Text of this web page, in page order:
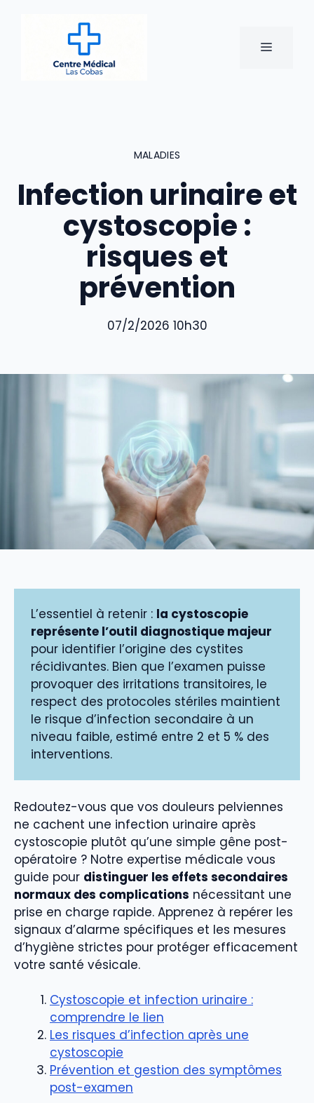
MENU
MALADIES
Infection urinaire et
cystoscopie :
risques et
prévention
07/2/2026 10h30
L’essentiel à retenir : la cystoscopie
représente l’outil diagnostique majeur
pour identifier l’origine des cystites
récidivantes. Bien que l’examen puisse
provoquer des irritations transitoires, le
respect des protocoles stériles maintient
le risque d’infection secondaire à un
niveau faible, estimé entre 2 et 5 % des
interventions.
Redoutez-vous que vos douleurs pelviennes
ne cachent une infection urinaire après
cystoscopie plutôt qu’une simple gêne post-
opératoire ? Notre expertise médicale vous
guide pour distinguer les effets secondaires
normaux des complications nécessitant une
prise en charge rapide. Apprenez à repérer les
signaux d’alarme spécifiques et les mesures
d’hygiène strictes pour protéger efficacement
votre santé vésicale.
Cystoscopie et infection urinaire :
comprendre le lien
Les risques d’infection après une
cystoscopie
Prévention et gestion des symptômes
post-examen